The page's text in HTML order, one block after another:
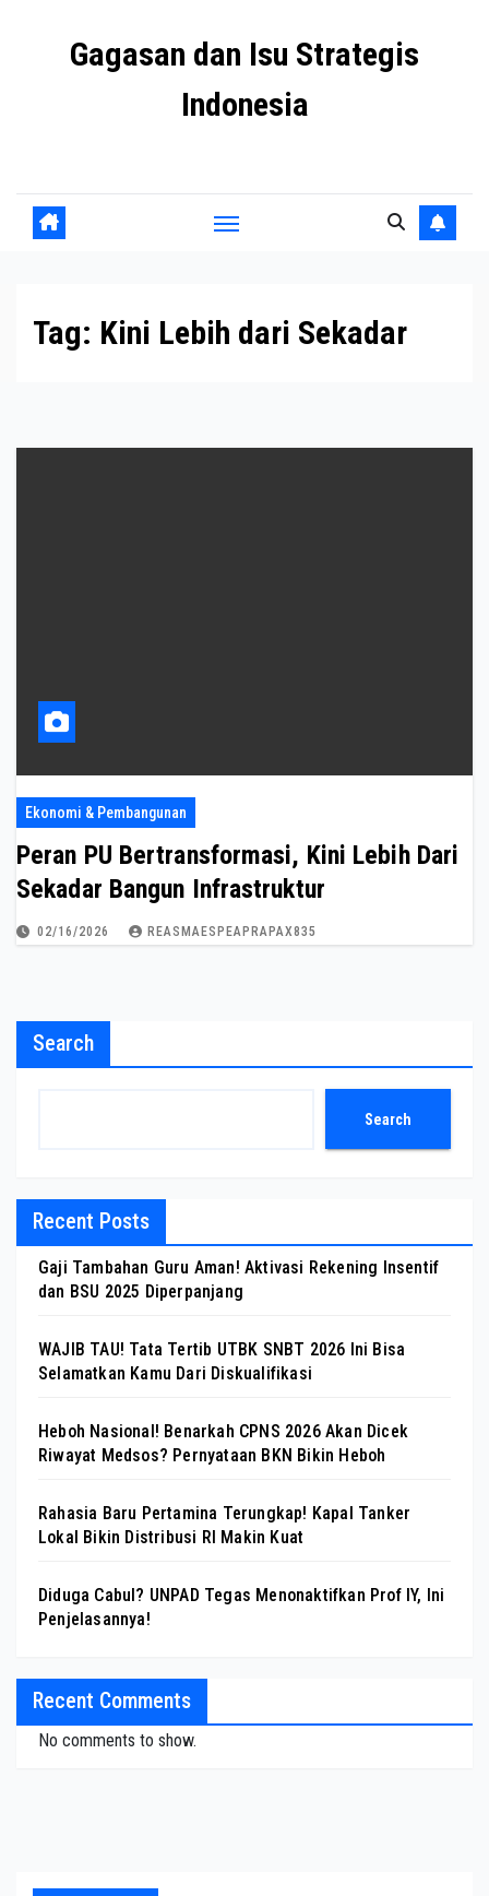
Gagasan dan Isu Strategis
Indonesia
Tag: Kini Lebih dari Sekadar
Ekonomi & Pembangunan
Peran PU Bertransformasi, Kini Lebih Dari
Sekadar Bangun Infrastruktur
02/16/2026 REASMAESPEAPRAPAX835
Search
Search
Recent Posts
Gaji Tambahan Guru Aman! Aktivasi Rekening Insentif
dan BSU 2025 Diperpanjang
WAJIB TAU! Tata Tertib UTBK SNBT 2026 Ini Bisa
Selamatkan Kamu Dari Diskualifikasi
Heboh Nasional! Benarkah CPNS 2026 Akan Dicek
Riwayat Medsos? Pernyataan BKN Bikin Heboh
Rahasia Baru Pertamina Terungkap! Kapal Tanker
Lokal Bikin Distribusi RI Makin Kuat
Diduga Cabul? UNPAD Tegas Menonaktifkan Prof IY, Ini
Penjelasannya!
Recent Comments
No comments to show.